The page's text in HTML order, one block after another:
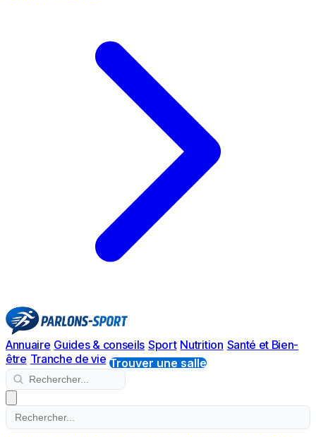
Annuaire Guides & conseils Sport Nutrition Santé et Bien-
être Tranche de vie Trouver une salle